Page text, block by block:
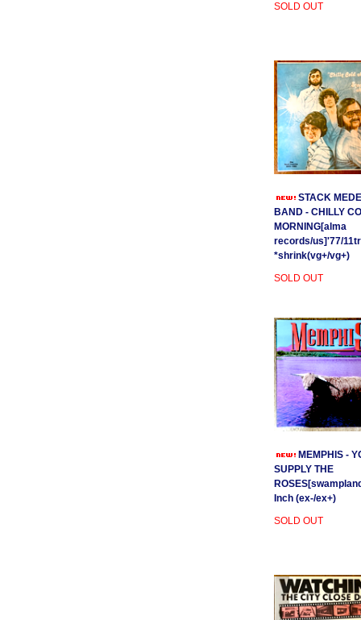
SOLD OUT
STACK
BAND - CHILLY
MORNING[alma
records/us]'77/
*shrink(vg+/vg+)
SOLD OUT
MEMPHIS -
SUPPLY THE
Inch (ex-/ex+)
SOLD OUT